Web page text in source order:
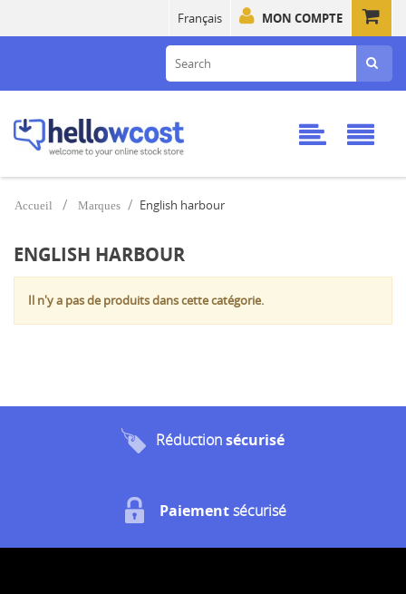
MON COMPTE
Français
Accueil Marques English harbour
ENGLISH HARBOUR
Il n'y a pas de produits dans cette catégorie.
Réductionsécurisé
Paiementsécurisé